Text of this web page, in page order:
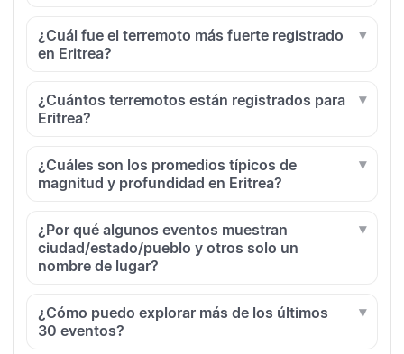
¿Cuál fue el terremoto más fuerte registrado
en Eritrea?
¿Cuántos terremotos están registrados para
Eritrea?
¿Cuáles son los promedios típicos de
magnitud y profundidad en Eritrea?
¿Por qué algunos eventos muestran
ciudad/estado/pueblo y otros solo un
nombre de lugar?
¿Cómo puedo explorar más de los últimos
30 eventos?